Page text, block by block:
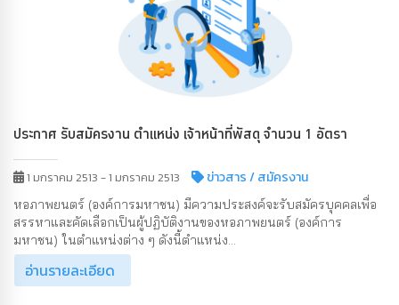
ประกาศ รับสมัครงาน ตำแหน่ง เจ้าหน้าที่พัสดุ จำนวน 1 อัตรา
1 มกราคม 2513 - 1 มกราคม 2513 ข่าวสาร/ สมัครงาน
หอภาพยนตร์ (องค์การมหาชน) มีความประสงค์จะรับสมัครบุคคลเพื่อ
สรรหาและคัดเลือกเป็นผู้ปฏิบัติงานของหอภาพยนตร์ (องค์การ
มหาชน) ในตำแหน่งต่าง ๆ ดังนี้ตำแหน่ง...
อ่านรายละเอียด